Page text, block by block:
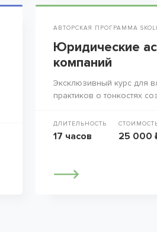
АВТОРСКАЯ ПРОГРАММА
Юридические
компаний
Эксклюзивный курс для
практиков о тонкостях
ДЛИТЕЛЬНОСТЬ
17 часов 25 000